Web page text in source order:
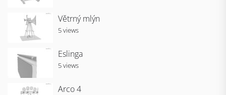
Větrný mlýn
5 views
Eslinga
5 views
Arco 4